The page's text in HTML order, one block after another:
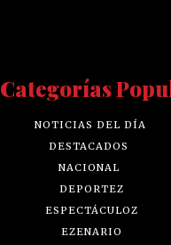
Categorías
NOTICIAS DEL DÍA
DESTACADOS
NACIONAL
DEPORTEZ
ESPECTÁCULOZ
EZENARIO